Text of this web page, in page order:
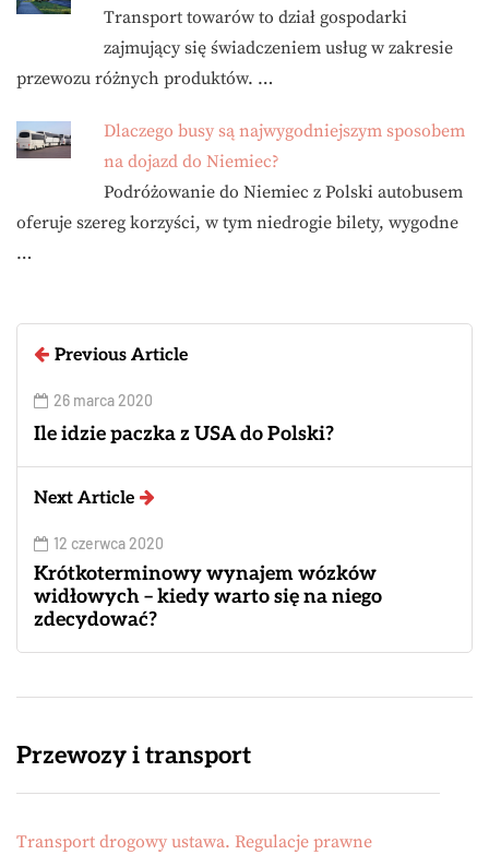
Transport towarów to dział gospodarki
zajmujący się świadczeniem usług w zakresie
przewozu różnych produktów. …
Dlaczego busy są najwygodniejszym sposobem
na dojazd do Niemiec?
Podróżowanie do Niemiec z Polski autobusem
oferuje szereg korzyści, w tym niedrogie bilety, wygodne
…
Previous Article
26 marca 2020
Ile idzie paczka z USA do Polski?
Next Article
12 czerwca 2020
Krótkoterminowy wynajem wózków
widłowych – kiedy warto się na niego
zdecydować?
Przewozy i transport
Transport drogowy ustawa. Regulacje prawne